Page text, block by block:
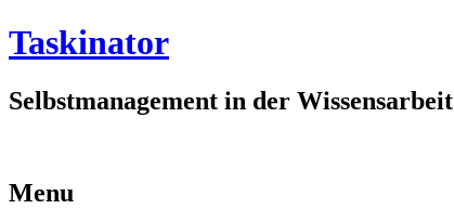
Taskinator
Selbstmanagement in der Wissensarbeit
Menu